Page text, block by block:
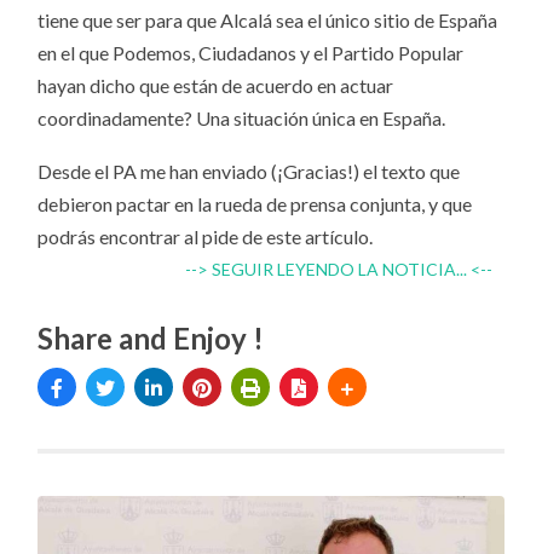
tiene que ser para que Alcalá sea el único sitio de España
en el que Podemos, Ciudadanos y el Partido Popular
hayan dicho que están de acuerdo en actuar
coordinadamente? Una situación única en España.
Desde el PA me han enviado (¡Gracias!) el texto que
debieron pactar en la rueda de prensa conjunta, y que
podrás encontrar al pide de este artículo.
--> SEGUIR LEYENDO LA NOTICIA... <--
Share and Enjoy !